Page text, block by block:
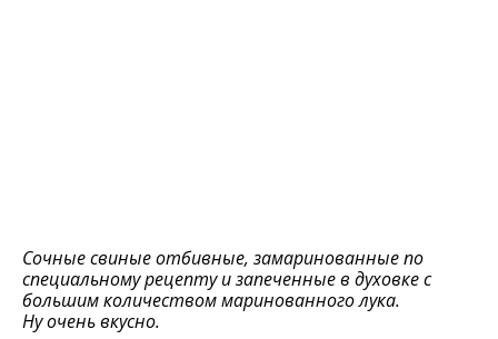
Сочные свиные отбивные, замаринованные по
специальному рецепту и запеченные в духовке с
большим количеством маринованного лука.
Ну очень вкусно.